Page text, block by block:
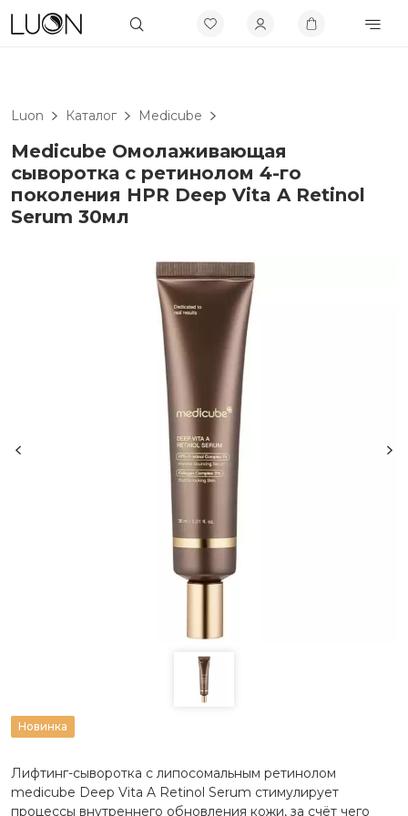
Luon Каталог Medicube
Medicube Омолаживающая
сыворотка с ретинолом 4-го
поколения HPR Deep Vita A Retinol
Serum 30мл
Новинка
Лифтинг-сыворотка с липосомальным ретинолом
medicube Deep Vita A Retinol Serum стимулирует
процессы внутреннего обновления кожи, за счёт чего